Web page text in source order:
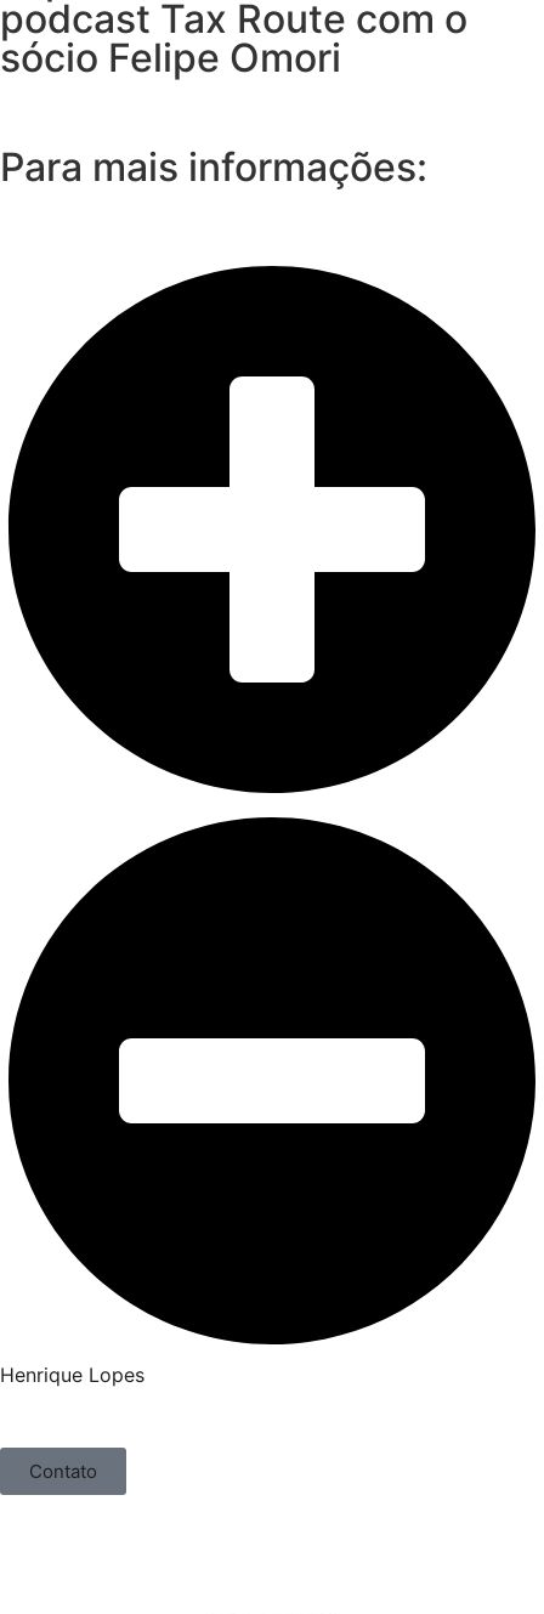
podcast Tax Route com o
sócio Felipe Omori
Para mais informações:
Henrique Lopes
Contato